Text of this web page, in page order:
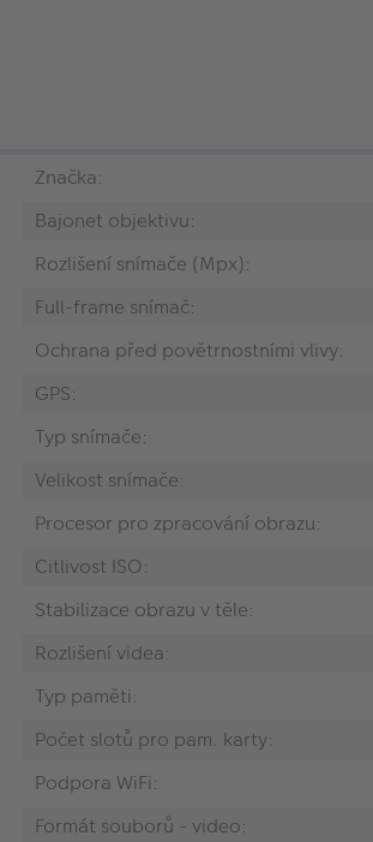
Značka:
Bajonet objektivu:
Rozlišení snímače (Mpx):
Full-frame snímač:
Ochrana před povětrnostními vlivy:
GPS:
Typ snímače:
Velikost snímače:
Procesor pro zpracování obrazu:
Citlivost ISO:
Stabilizace obrazu v těle:
Rozlišení videa:
Typ paměti:
Počet slotů pro pam. karty:
Podpora WiFi:
Formát souborů - video: